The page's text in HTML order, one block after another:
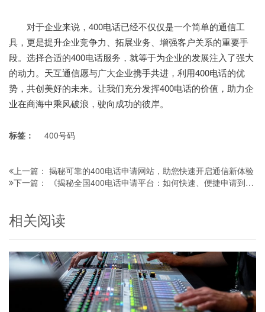
对于企业来说，400电话已经不仅仅是一个简单的通信工
具，更是提升企业竞争力、拓展业务、增强客户关系的重要手
段。选择合适的400电话服务，就等于为企业的发展注入了强大
的动力。天互通信愿与广大企业携手共进，利用400电话的优
势，共创美好的未来。让我们充分发挥400电话的价值，助力企
业在商海中乘风破浪，驶向成功的彼岸。
标签： 400号码
上一篇： 揭秘可靠的400电话申请网站，助您快速开启通信新体验
下一篇： 《揭秘全国400电话申请平台：如何快速、便捷申请到心仪号码？》
相关阅读